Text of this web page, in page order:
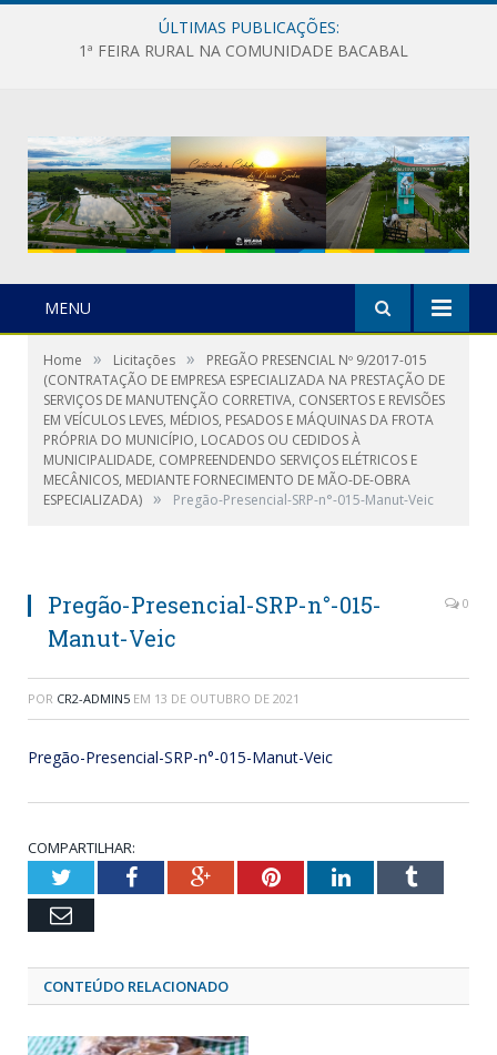
ÚLTIMAS PUBLICAÇÕES:
1ª FEIRA RURAL NA COMUNIDADE BACABAL
MENU
Home » Licitações »
PREGÃO PRESENCIAL Nº 9/2017-015
(CONTRATAÇÃO DE EMPRESA ESPECIALIZADA NA PRESTAÇÃO DE
SERVIÇOS DE MANUTENÇÃO CORRETIVA, CONSERTOS E REVISÕES
EM VEÍCULOS LEVES, MÉDIOS, PESADOS E MÁQUINAS DA FROTA
PRÓPRIA DO MUNICÍPIO, LOCADOS OU CEDIDOS À
MUNICIPALIDADE, COMPREENDENDO SERVIÇOS ELÉTRICOS E
MECÂNICOS, MEDIANTE FORNECIMENTO DE MÃO-DE-OBRA
ESPECIALIZADA) » Pregão-Presencial-SRP-n°-015-Manut-Veic
Pregão-Presencial-SRP-n°-015-
Manut-Veic
0
POR CR2-ADMIN5 EM 13 DE OUTUBRO DE 2021
Pregão-Presencial-SRP-n°-015-Manut-Veic
COMPARTILHAR:
TwitterFacebookGoogle+PinterestLinkedInTumblr
Email
CONTEÚDO RELACIONADO